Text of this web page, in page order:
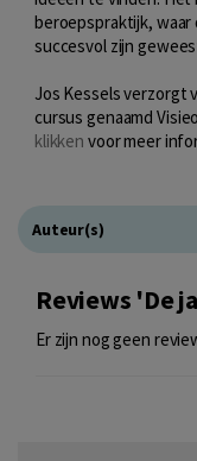
beroepspraktijk,
succesvol zijn
Jos Kessels verzorgt
cursus genaamd
klikken voor meer
Auteur(s)
Reviews 'De
Er zijn nog geen